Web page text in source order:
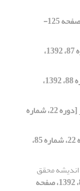
[دوره 22، شماره 86، 1392، صفحه 125-
[دوره 22، شماره 87، 1392،
[دوره 22، شماره 88، 1392،
[دوره 22، شماره
[دوره 22، شماره 85،
محقق
[دوره 22، شماره 86، 1392، صفحه